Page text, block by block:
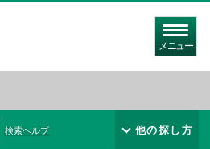
メニュー
検索ヘルプ 他の探し方